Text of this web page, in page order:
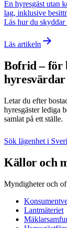
En hyresgäst utan
lag, inklusive
Läs hur du
Läs artikeln
Bofrid – för
hyresvärdar
Letar du efter
hyresgäster lediga
samlat på ett ställe.
Sök lägenhet i
Källor och
Myndigheter och
Lantmäteriet